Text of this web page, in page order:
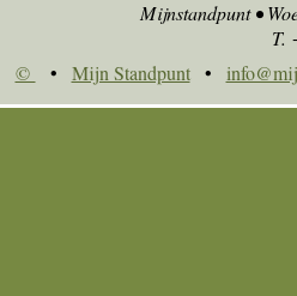
Mijnstandpunt •
T.
©
• Mijn Standpunt •